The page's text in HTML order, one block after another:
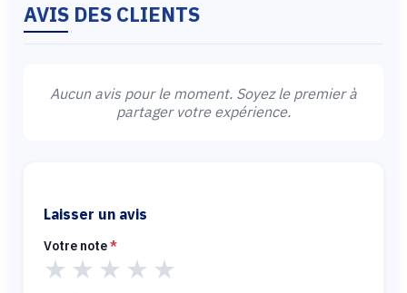
AVIS DES CLIENTS
Aucun avis pour le moment. Soyez le premier à
partager votre expérience.
Laisser un avis
Votre note*
★ ★ ★ ★ ★